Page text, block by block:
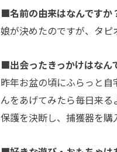
■名前の由来はなんですか
娘が決めたのですが、タピ
■出会ったきっかけはなん
昨年お盆の頃にふらっと
んをあげてみたら毎日来
保護を決断し、捕獲器を購